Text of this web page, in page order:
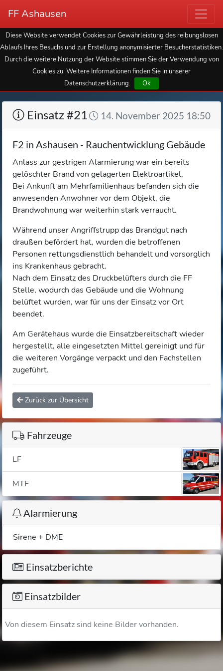
FF Ashausen
Diese Website verwendet Cookies zur Gewährleistung des reibungslosen
Ablaufs Ihres Besuchs und zur Erstellung anonymisierter Besucherstatistiken.
Durch die weitere Nutzung der Website stimmen Sie der Verwendung von
Cookies zu. Weitere Informationen finden Sie in unserer
Datenschutzerklärung.
Ok
Einsatz #21 14. November 2025 18:50
F2 in Ashausen - Rauchentwicklung Gebäude
Anlass zur gestrigen Alarmierung war ein bereits
gelöschter Brand von gelagerten Elektroartikel.
Bei Ankunft am Mehrfamilienhaus befanden sich die
anwesenden Anwohner vor dem Objekt, die
Brandwohnung war weiterhin stark verraucht.
Während unser Angriffstrupp das Brandgut nach
draußen befördert hat, wurden die betroffenen
Personen rettungsdienstlich behandelt und vorsorglich
ins Krankenhaus gebracht.
Nach dem Einsatz des Druckbelüfters durch die FF
Stelle, wodurch das Gebäude und die Wohnung
belüftet wurden, war für uns der Einsatz vor Ort
beendet.
Am Gerätehaus wurde die Einsatzbereitschaft wieder
hergestellt, alle eingesetzten Mittel gereinigt und für
die weiteren Vorgänge verpackt und den Fachstellen
zugeführt.
Zurück zur Übersicht
Fahrzeuge
LF
MTF
Alarmierung
Sirene + DME
Einsatzberichte
Einsatzbilder
Von diesem Einsatz sind keine Bilder vorhanden.